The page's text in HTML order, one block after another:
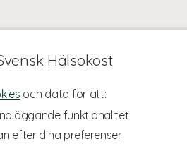
Hälsokost
och data för att:
funktionalitet
efter dina preferenser